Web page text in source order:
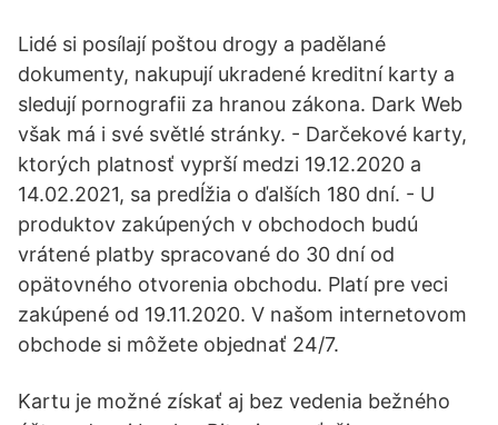
Lidé si posílají poštou drogy a padělané
dokumenty, nakupují ukradené kreditní karty a
sledují pornografii za hranou zákona. Dark Web
však má i své světlé stránky. - Darčekové karty,
ktorých platnosť vyprší medzi 19.12.2020 a
14.02.2021, sa predĺžia o ďalších 180 dní. - U
produktov zakúpených v obchodoch budú
vrátené platby spracované do 30 dní od
opätovného otvorenia obchodu. Platí pre veci
zakúpené od 19.11.2020. V našom internetovom
obchode si môžete objednať 24/7.
Kartu je možné získať aj bez vedenia bežného